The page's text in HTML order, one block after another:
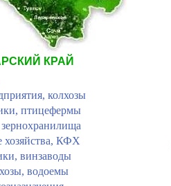
КРАЙ
колхозы
птицефермы
хозяйства, КФХ
винзаводы
водоемы